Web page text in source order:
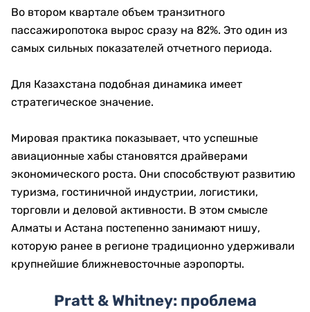
Во втором квартале объем транзитного
пассажиропотока вырос сразу на 82%. Это один из
самых сильных показателей отчетного периода.
Для Казахстана подобная динамика имеет
стратегическое значение.
Мировая практика показывает, что успешные
авиационные хабы становятся драйверами
экономического роста. Они способствуют развитию
туризма, гостиничной индустрии, логистики,
торговли и деловой активности. В этом смысле
Алматы и Астана постепенно занимают нишу,
которую ранее в регионе традиционно удерживали
крупнейшие ближневосточные аэропорты.
Pratt & Whitney: проблема